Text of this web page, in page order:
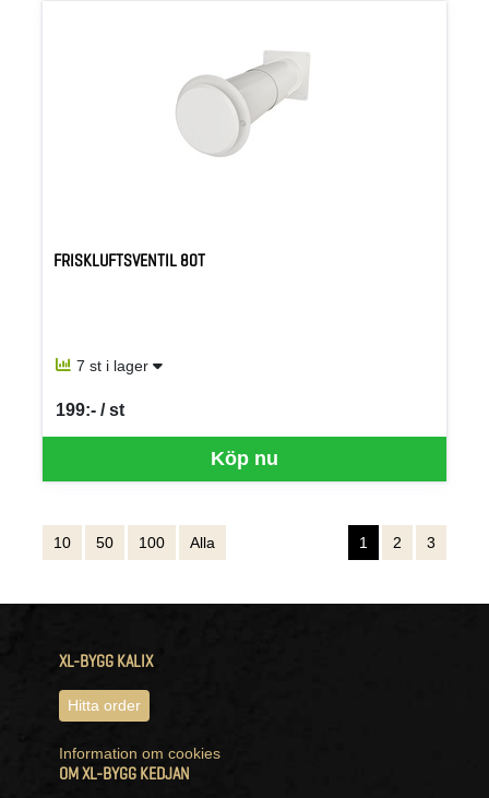
FRISKLUFTSVENTIL 80T
7 st i lager
Köp nu
199:- / st
SEK per ST
10 50 100 Alla 1 2 3
XL-BYGG KALIX
Hitta order
Information om cookies
OM XL-BYGG KEDJAN